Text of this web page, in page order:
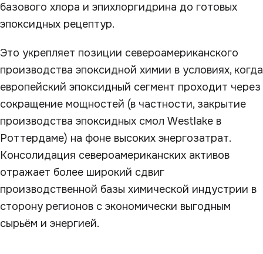
базового хлора и эпихлоргидрина до готовых
эпоксидных рецептур.
Это укрепляет позиции североамериканского
производства эпоксидной химии в условиях, когда
европейский эпоксидный сегмент проходит через
сокращение мощностей (в частности, закрытие
производства эпоксидных смол Westlake в
Роттердаме) на фоне высоких энергозатрат.
Консолидация североамериканских активов
отражает более широкий сдвиг
производственной базы химической индустрии в
сторону регионов с экономически выгодным
сырьём и энергией.